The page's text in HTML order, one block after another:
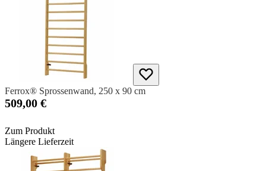
Ferrox® Sprossenwand, 250 x 90 cm
509,00 €
Zum Produkt
Längere Lieferzeit